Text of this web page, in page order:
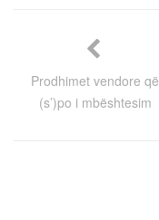
Prodhimet vendore që
(s’)po i mbështesim